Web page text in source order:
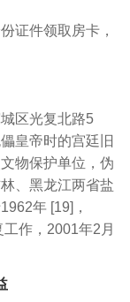
证件领取房卡，
区光复北路5
皇帝时的宫廷旧
物保护单位，伪
、黑龙江两省盐
年 [19]，
作，2001年2月